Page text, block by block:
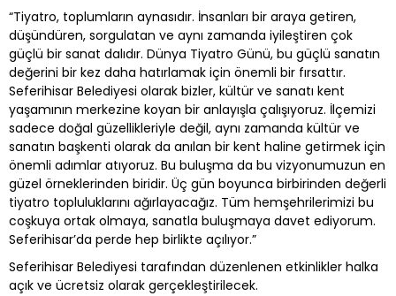
“Tiyatro, toplumların aynasıdır. İnsanları bir araya getiren,
düşündüren, sorgulatan ve aynı zamanda iyileştiren çok
güçlü bir sanat dalıdır. Dünya Tiyatro Günü, bu güçlü sanatın
değerini bir kez daha hatırlamak için önemli bir fırsattır.
Seferihisar Belediyesi olarak bizler, kültür ve sanatı kent
yaşamının merkezine koyan bir anlayışla çalışıyoruz. İlçemizi
sadece doğal güzellikleriyle değil, aynı zamanda kültür ve
sanatın başkenti olarak da anılan bir kent haline getirmek için
önemli adımlar atıyoruz. Bu buluşma da bu vizyonumuzun en
güzel örneklerinden biridir. Üç gün boyunca birbirinden değerli
tiyatro topluluklarını ağırlayacağız. Tüm hemşehrilerimizi bu
coşkuya ortak olmaya, sanatla buluşmaya davet ediyorum.
Seferihisar’da perde hep birlikte açılıyor.”
Seferihisar Belediyesi tarafından düzenlenen etkinlikler halka
açık ve ücretsiz olarak gerçekleştirilecek.